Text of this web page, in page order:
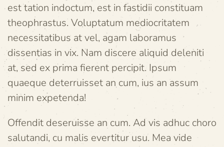
est tation indoctum, est in fastidii constituam
theophrastus. Voluptatum mediocritatem
necessitatibus at vel, agam laboramus
dissentias in vix. Nam discere aliquid deleniti
at, sed ex prima fierent percipit. Ipsum
quaeque deterruisset an cum, ius an assum
minim expetenda!
Offendit deseruisse an cum. Ad vis adhuc choro
salutandi, cu malis evertitur usu. Mea vide